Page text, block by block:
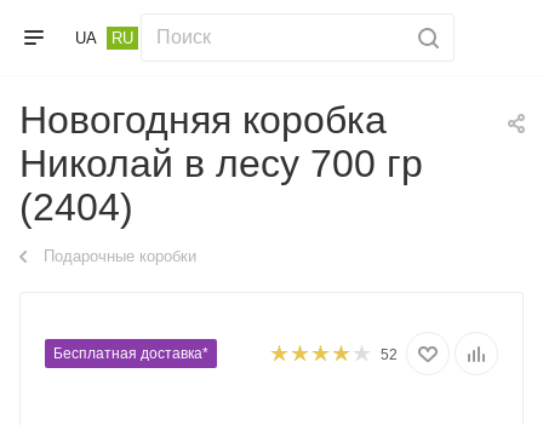
UA RU
Новогодняя коробка
Николай в лесу 700 гр
(2404)
Подарочные коробки
Бесплатная доставка* 52